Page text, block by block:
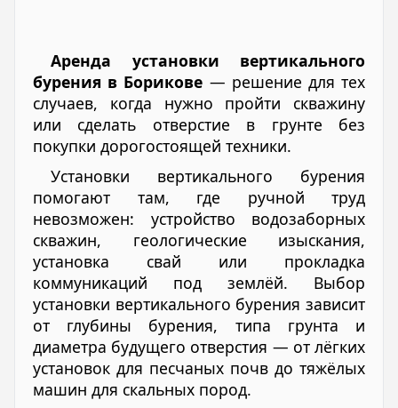
Аренда установки вертикального
бурения в Борикове — решение для тех
случаев, когда нужно пройти скважину
или сделать отверстие в грунте без
покупки дорогостоящей техники.
Установки вертикального бурения
помогают там, где ручной труд
невозможен: устройство водозаборных
скважин, геологические изыскания,
установка свай или прокладка
коммуникаций под землёй. Выбор
установки вертикального бурения зависит
от глубины бурения, типа грунта и
диаметра будущего отверстия — от лёгких
установок для песчаных почв до тяжёлых
машин для скальных пород.